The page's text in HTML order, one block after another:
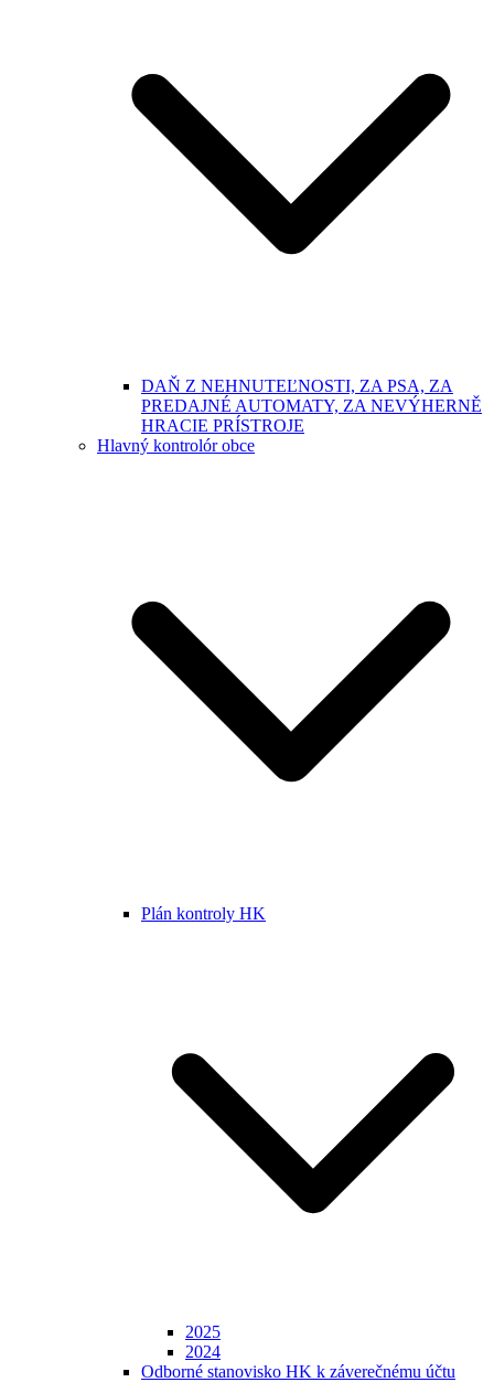
DAŇ Z NEHNUTEĽNOSTI, ZA PSA, ZA
PREDAJNÉ AUTOMATY, ZA NEVÝHERNĚ
HRACIE PRÍSTROJE
Hlavný kontrolór obce
Plán kontroly HK
2025
2024
Odborné stanovisko HK k záverečnému účtu